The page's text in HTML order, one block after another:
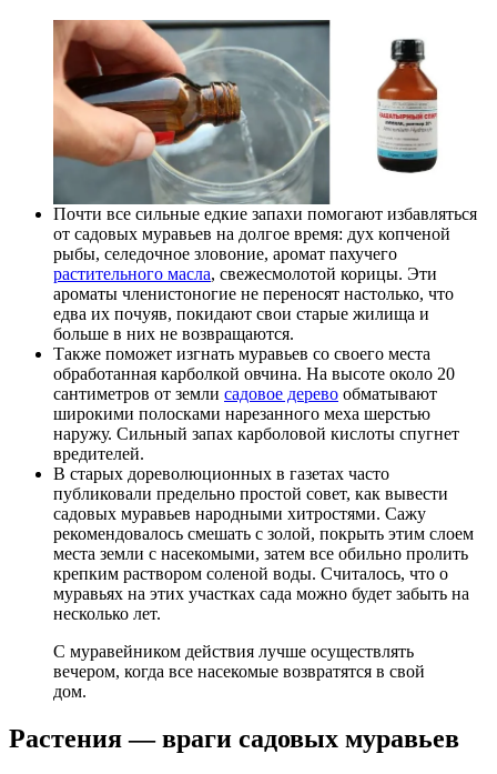
Почти все сильные едкие запахи помогают избавляться
от садовых муравьев на долгое время: дух копченой
рыбы, селедочное зловоние, аромат пахучего
растительного масла, свежесмолотой корицы. Эти
ароматы членистоногие не переносят настолько, что
едва их почуяв, покидают свои старые жилища и
больше в них не возвращаются.
Также поможет изгнать муравьев со своего места
обработанная карболкой овчина. На высоте около 20
сантиметров от земли садовое дерево обматывают
широкими полосками нарезанного меха шерстью
наружу. Сильный запах карболовой кислоты спугнет
вредителей.
В старых дореволюционных в газетах часто
публиковали предельно простой совет, как вывести
садовых муравьев народными хитростями. Сажу
рекомендовалось смешать с золой, покрыть этим слоем
места земли с насекомыми, затем все обильно пролить
крепким раствором соленой воды. Считалось, что о
муравьях на этих участках сада можно будет забыть на
несколько лет.
С муравейником действия лучше осуществлять
вечером, когда все насекомые возвратятся в свой
дом.
Растения ― враги садовых муравьев